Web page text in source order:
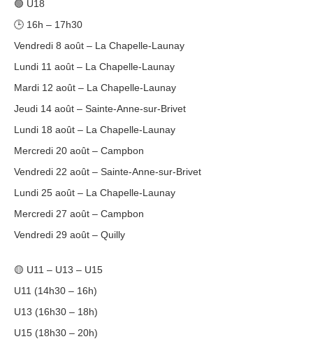
🟢 U18
🕒 16h – 17h30
Vendredi 8 août – La Chapelle-Launay
Lundi 11 août – La Chapelle-Launay
Mardi 12 août – La Chapelle-Launay
Jeudi 14 août – Sainte-Anne-sur-Brivet
Lundi 18 août – La Chapelle-Launay
Mercredi 20 août – Campbon
Vendredi 22 août – Sainte-Anne-sur-Brivet
Lundi 25 août – La Chapelle-Launay
Mercredi 27 août – Campbon
Vendredi 29 août – Quilly
🟡 U11 – U13 – U15
U11 (14h30 – 16h)
U13 (16h30 – 18h)
U15 (18h30 – 20h)